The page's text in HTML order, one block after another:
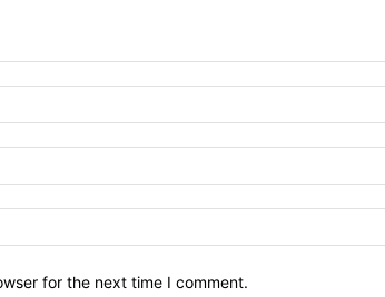
for the next time I comment.